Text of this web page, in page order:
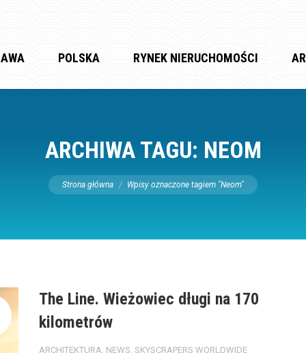
POLSKA RYNEK NIERUCHOMOŚCI
ARCHIWA TAGU: NEOM
Jesteś tutaj:
Strona główna Wpisy oznaczone tagiem "Neom"
The Line. Wieżowiec długi na 170
kilometrów
ARCHITEKTURA, NEWS, SKYSCRAPERS WORLDWIDE